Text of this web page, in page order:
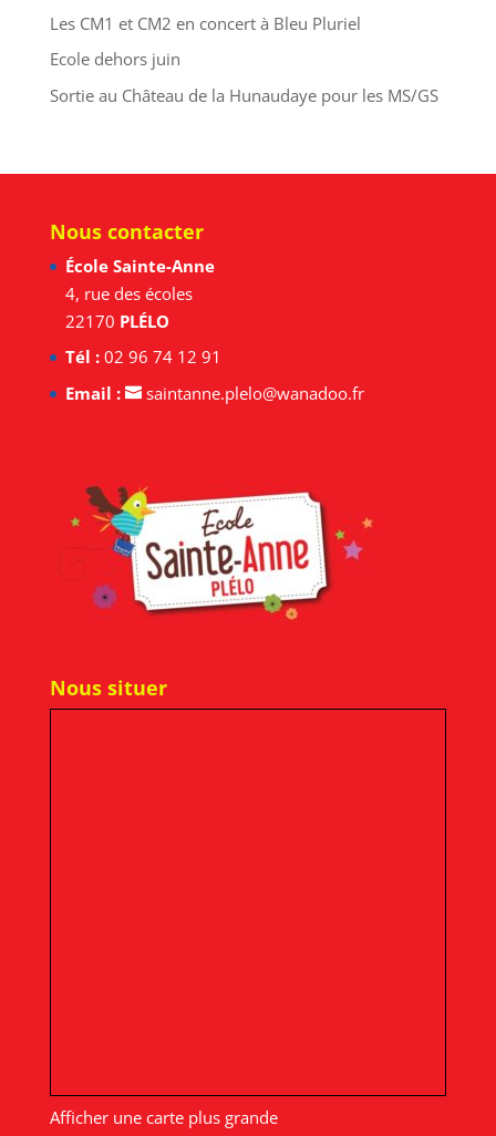
Les CM1 et CM2 en concert à Bleu Pluriel
Ecole dehors juin
Sortie au Château de la Hunaudaye pour les MS/GS
Nous contacter
École Sainte-Anne
4, rue des écoles
22170 PLÉLO
Tél :02 96 74 12 91
Email :
saintanne.plelo@wanadoo.fr
Nous situer
Afficher une carte plus grande